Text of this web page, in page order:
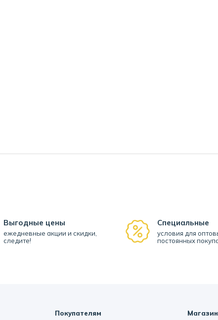
Выгодные цены
ежедневные акции и скидки,
следите!
Специальные
условия для
постоянных
Покупателям Магазин